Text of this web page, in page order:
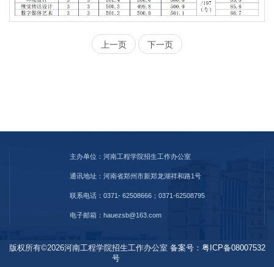
上一页 下一页
主办单位：河南工程学院招生工作办公室
通讯地址：河南省郑州市新郑龙湖祥和路1号
联系电话：0371- 62508666；0371-62508795
电子邮箱：hauezsb@163.com
版权所有©2026河南工程学院招生工作办公室 备案号：粤ICP备08007532
号